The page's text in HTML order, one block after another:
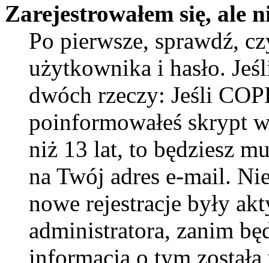
Zarejestrowałem się, ale
Po pierwsze, sprawdź,
użytkownika i hasło.
dwóch rzeczy: Jeśli
poinformowałeś skrypt
niż 13 lat, to będziesz
na Twój adres e-mail.
nowe rejestracje były
administratora, zanim
informacja o tym